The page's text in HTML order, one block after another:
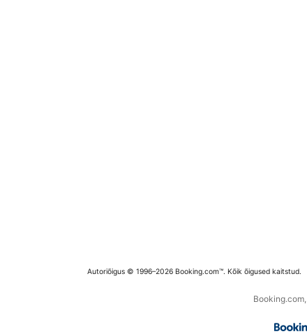
Autoriõigus © 1996–2026 Booking.com™. Kõik õigused kaitstud.